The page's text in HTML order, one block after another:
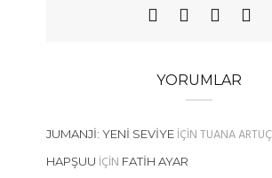
YORUMLAR
JUMANJI: YENI SEVIYEIÇINTUANA ARTUÇ
HAPŞUU IÇIN FATIH AYAR